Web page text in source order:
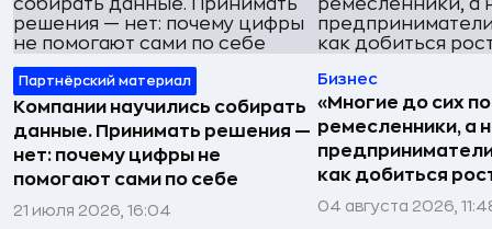
Партнёрский материал
Компании научились собирать
данные. Принимать решения —
нет: почему цифры не
помогают сами по себе
21 июля 2026, 16:04
Бизнес
«Многие до сих
ремесленники, а
как добиться
04 августа 2026,